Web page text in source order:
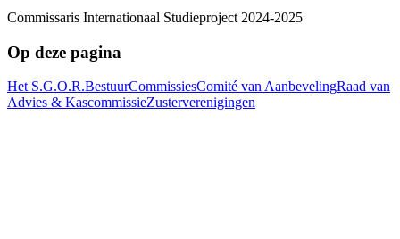
Commissaris Internationaal Studieproject 2024-2025
Op deze pagina
Het S.G.O.R.BestuurCommissiesComité van AanbevelingRaad van
Advies & KascommissieZusterverenigingen